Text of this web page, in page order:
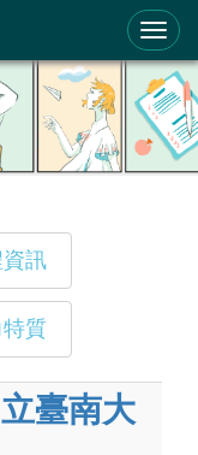
訊
質
臺南大